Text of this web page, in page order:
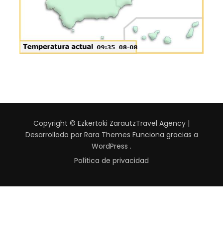
Copyright © Ezkertoki ZarautzTravel Agency |
Desarrollado por Rara Themes Funciona gracias a
WordPress .
Política de privacidad